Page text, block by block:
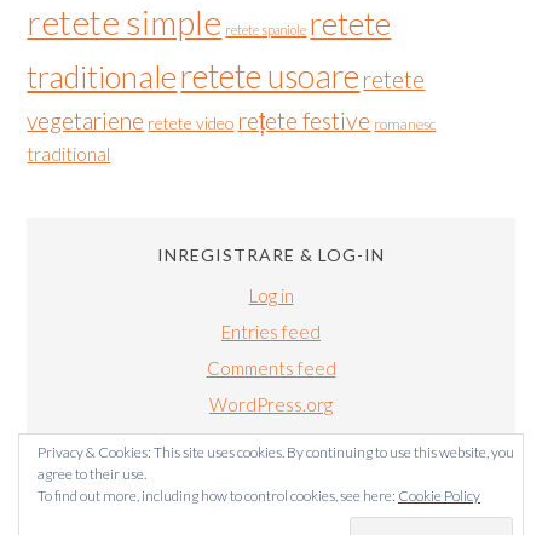
retete simple retete spaniole retete
traditionaleretete usoare retete
vegetariene retete video rețete festive romanesc
traditional
INREGISTRARE & LOG-IN
Log in
Entries feed
Comments feed
WordPress.org
Privacy & Cookies: This site uses cookies. By continuing to use this website, you
agree to their use.
To find out more, including how to control cookies, see here: Cookie Policy